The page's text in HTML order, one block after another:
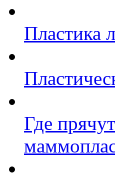
Пластика
Где